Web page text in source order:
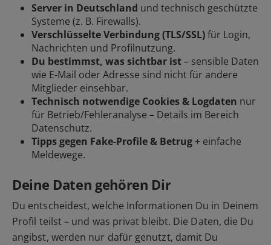
Server in Deutschland und technisch geschützte
Systeme (z. B. Firewalls).
Verschlüsselte Verbindung (TLS/SSL)für Login,
Nachrichten und Profilnutzung.
Du bestimmst, was sichtbar ist– sensible Daten
wie E-Mail oder Adresse sind nicht für andere
Mitglieder einsehbar.
Technisch notwendige Cookies & Logdaten nur
für Betrieb/Fehleranalyse – Details im Bereich
Datenschutz.
Tipps gegen Fake-Profile & Betrug + einfache
Meldewege.
Deine Daten gehören Dir
Du entscheidest, welche Informationen Du in Deinem
Profil teilst – und was privat bleibt. Die Daten, die Du
angibst, werden nur dafür genutzt, damit Du